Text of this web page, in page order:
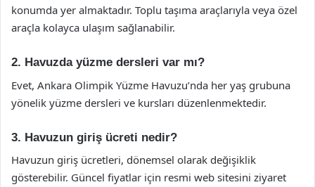
konumda yer almaktadır. Toplu taşıma araçlarıyla veya özel
araçla kolayca ulaşım sağlanabilir.
2. Havuzda yüzme dersleri var mı?
Evet, Ankara Olimpik Yüzme Havuzu’nda her yaş grubuna
yönelik yüzme dersleri ve kursları düzenlenmektedir.
3. Havuzun giriş ücreti nedir?
Havuzun giriş ücretleri, dönemsel olarak değişiklik
gösterebilir. Güncel fiyatlar için resmi web sitesini ziyaret